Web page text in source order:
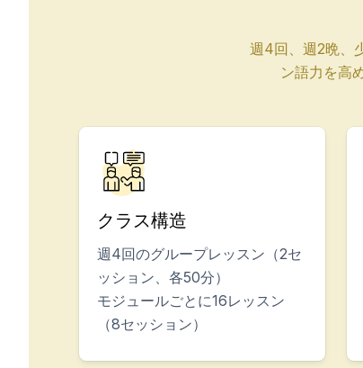
グループスペイン語クラス
30～49歳
グループスペイン語クラス
夜のグループコース
長期コース
オンラインスペイン語コース
試験準備 DELE
週4回、週2晩、
ン語力を高
クラス構造
週4回のグループレッスン（2セ
ッション、各50分）
モジュールごとに16レッスン
（8セッション）